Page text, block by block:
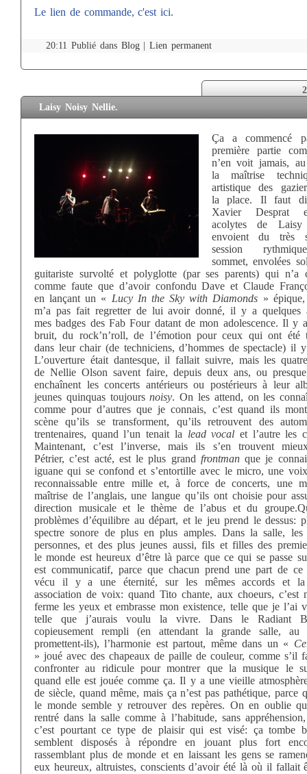
Le lien de commande, c'est ici.
20:11 Publié dans Blog|Lien permanent
Laisy Noisy Nellie.
Ça a commencé
première partie
n’en voit jamais,
la maîtrise
artistique des
la place. Il faut
Xavier Desprat
acolytes de
envoient du très
session
sommet, envolées
guitariste survolté et polyglotte (par ses parents) qui n’a
comme faute que d’avoir confondu Dave et Claude
en lançant un « Lucy In the Sky with Diamonds »
m’a pas fait regretter de lui avoir donné, il y a quelques
mes badges des Fab Four datant de mon adolescence. Il y
bruit, du rock’n’roll, de l’émotion pour ceux qui ont été
dans leur chair (de techniciens, d’hommes de spectacle) il
L’ouverture était dantesque, il fallait suivre, mais les
de Nellie Olson savent faire, depuis deux ans, ou
enchaînent les concerts antérieurs ou postérieurs à leur
jeunes quinquas toujoursnoisy. On les attend, on les
comme pour d’autres que je connais, c’est quand ils
scène qu’ils se transforment, qu’ils retrouvent des
trentenaires, quand l’un tenait la lead vocal et l’autre les
Maintenant, c’est l’inverse, mais ils s’en trouvent
Pétrier, c’est acté, est le plus grand frontmanque je
iguane qui se confond et s’entortille avec le micro, une
reconnaissable entre mille et, à force de concerts, une
maîtrise de l’anglais, une langue qu’ils ont choisie pour
direction musicale et le thème de l’abus et du
problèmes d’équilibre au départ, et le jeu prend le dessus:
spectre sonore de plus en plus amples. Dans la salle, les
personnes, et des plus jeunes aussi, fils et filles des
le monde est heureux d’être là parce que ce qui se passe
est communicatif, parce que chacun prend une part de ce
vécu il y a une éternité, sur les mêmes accords et la
association de voix: quand Tito chante, aux choeurs, c’est
ferme les yeux et embrasse mon existence, telle que je l’ai
telle que j’aurais voulu la vivre. Dans le Radiant
copieusement rempli (en attendant la grande salle, au
promettent-ils), l’harmonie est partout, même dans un «
» joué avec des chapeaux de paille de couleur, comme s’il
confronter au ridicule pour montrer que la musique le
quand elle est jouée comme ça. Il y a une vieille
de siècle, quand même, mais ça n’est pas pathétique, parce
le monde semble y retrouver des repères. On en oublie
rentré dans la salle comme à l’habitude, sans
c’est pourtant ce type de plaisir qui est visé: ça tombe
semblent disposés à répondre en jouant plus fort
rassemblant plus de monde et en laissant les gens se
eux heureux, altruistes, conscients d’avoir été là où il fallait